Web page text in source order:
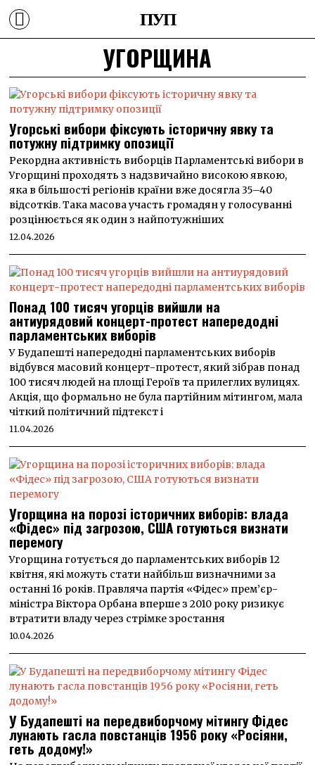
ПУП
УГОРЩИНА
Угорські вибори фіксують історичну явку та
потужну підтримку опозиції
Рекордна активність виборців Парламентські вибори в
Угорщині проходять з надзвичайно високою явкою,
яка в більшості регіонів країни вже досягла 35–40
відсотків. Така масова участь громадян у голосуванні
розцінюється як один з найпотужніших
12.04.2026
Понад 100 тисяч угорців вийшли на
антиурядовий концерт-протест напередодні
парламентських виборів
У Будапешті напередодні парламентських виборів
відбувся масовий концерт-протест, який зібрав понад
100 тисяч людей на площі Героїв та прилеглих вулицях.
Акція, що формально не була партійним мітингом, мала
чіткий політичний підтекст і
11.04.2026
Угорщина на порозі історичних виборів: влада
«Фідес» під загрозою, США готуються визнати
перемогу
Угорщина готується до парламентських виборів 12
квітня, які можуть стати найбільш визначними за
останні 16 років. Правляча партія «Фідес» прем’єр-
міністра Віктора Орбана вперше з 2010 року ризикує
втратити владу через стрімке зростання
10.04.2026
У Будапешті на передвиборчому мітингу Фідес
лунають гасла повстанців 1956 року «Росіяни,
геть додому!»